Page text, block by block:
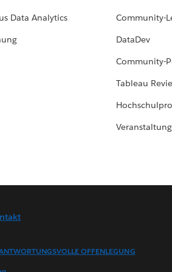
Data Analytics
Community-
DataDev
Community-
Tableau
OFFENLEGUNG